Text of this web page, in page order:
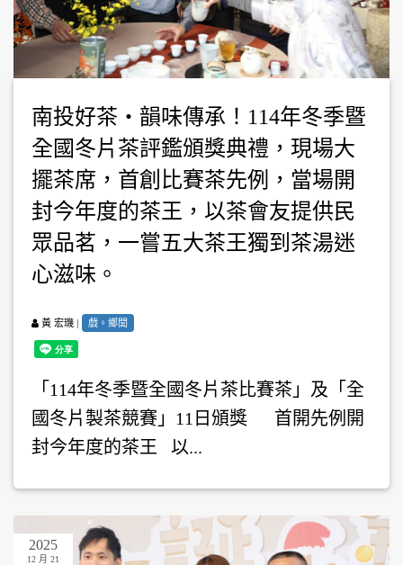
南投好茶・韻味傳承！114年冬季暨
全國冬片茶評鑑頒獎典禮，現場大
擺茶席，首創比賽茶先例，當場開
封今年度的茶王，以茶會友提供民
眾品茗，一嘗五大茶王獨到茶湯迷
心滋味。
黃 宏璣 | 戲。鄉閭
「114年冬季暨全國冬片茶比賽茶」及「全
國冬片製茶競賽」11日頒獎 首開先例開
封今年度的茶王 以...
2025
12 月 21